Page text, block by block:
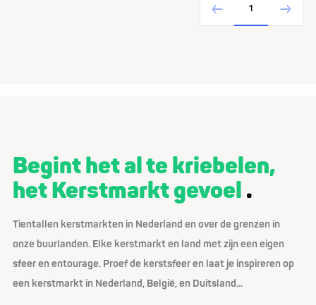
1
Begint het al te kriebelen,
het Kerstmarkt gevoel
Tientallen kerstmarkten in Nederland en over de grenzen in
onze buurlanden. Elke kerstmarkt en land met zijn een eigen
sfeer en entourage. Proef de kerstsfeer en laat je inspireren op
een kerstmarkt in Nederland, België, en Duitsland...